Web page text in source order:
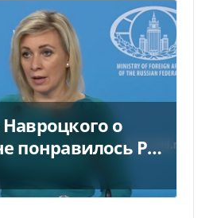
о
понравилось РФ